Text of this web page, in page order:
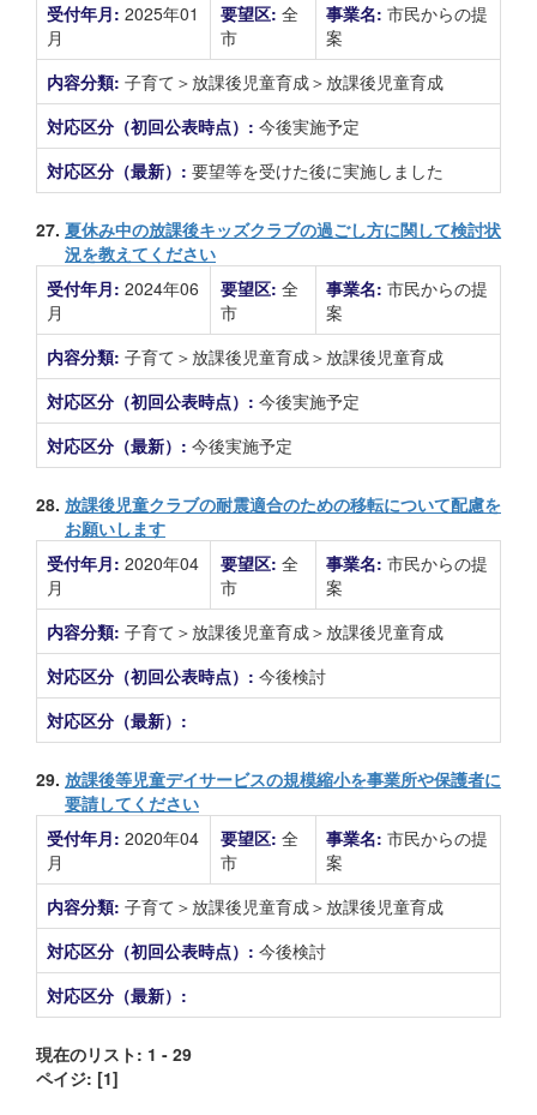
受付年月: 2025年01
月
要望区: 全
市
事業名: 市民からの提
案
内容分類: 子育て＞放課後児童育成＞放課後児童育成
対応区分（初回公表時点）: 今後実施予定
対応区分（最新）: 要望等を受けた後に実施しました
27. 夏休み中の放課後キッズクラブの過ごし方に関して検討状
況を教えてください
受付年月: 2024年06
月
要望区: 全
市
事業名: 市民からの提
案
内容分類: 子育て＞放課後児童育成＞放課後児童育成
対応区分（初回公表時点）: 今後実施予定
対応区分（最新）: 今後実施予定
28. 放課後児童クラブの耐震適合のための移転について配慮を
お願いします
受付年月: 2020年04
月
要望区: 全
市
事業名: 市民からの提
案
内容分類: 子育て＞放課後児童育成＞放課後児童育成
対応区分（初回公表時点）: 今後検討
対応区分（最新）:
29. 放課後等児童デイサービスの規模縮小を事業所や保護者に
要請してください
受付年月: 2020年04
月
要望区: 全
市
事業名: 市民からの提
案
内容分類: 子育て＞放課後児童育成＞放課後児童育成
対応区分（初回公表時点）: 今後検討
対応区分（最新）:
現在のリスト: 1 - 29
ペイジ: [1]